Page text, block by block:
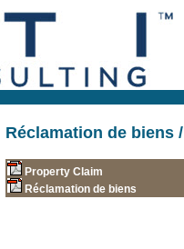
Réclamation de biens
Property Claim
Réclamation de biens